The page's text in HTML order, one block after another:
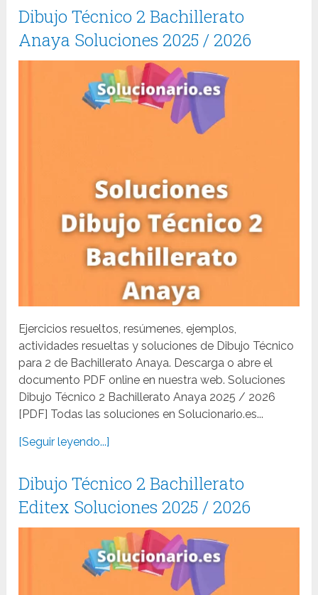
Dibujo Técnico 2 Bachillerato
Anaya Soluciones 2025 / 2026
Ejercicios resueltos, resúmenes, ejemplos,
actividades resueltas y soluciones de Dibujo Técnico
para 2 de Bachillerato Anaya. Descarga o abre el
documento PDF online en nuestra web. Soluciones
Dibujo Técnico 2 Bachillerato Anaya 2025 / 2026
[PDF] Todas las soluciones en Solucionario.es...
[Seguir leyendo...]
Dibujo Técnico 2 Bachillerato
Editex Soluciones 2025 / 2026